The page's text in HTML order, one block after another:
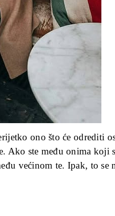
ono što će odrediti
Ako ste među onima koji
većinom te. Ipak, to se